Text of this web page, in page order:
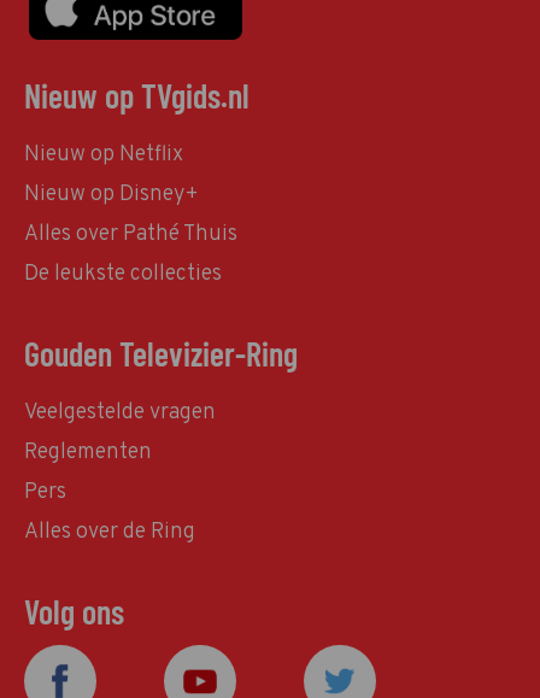
Nieuw op TVgids.nl
Nieuw op Netflix
Nieuw op Disney+
Alles over Pathé Thuis
De leukste collecties
Gouden Televizier-Ring
Veelgestelde vragen
Reglementen
Pers
Alles over de Ring
Volg ons